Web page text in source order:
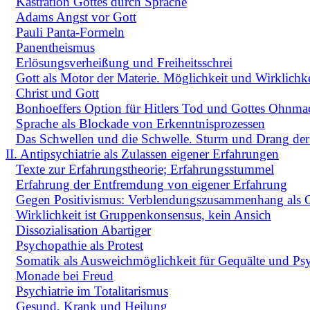
Adams Angst vor Gott
Pauli Panta-Formeln
Panentheismus
Erlösungsverheißung und Freiheitsschrei
Gott als Motor der Materie. Möglichkeit und
Christ und Gott
Bonhoeffers Option für Hitlers Tod und Gottes
Sprache als Blockade von Erkenntnisprozessen
Das Schwellen und die Schwelle. Sturm und Drang
II. Antipsychiatrie als Zulassen eigener Erfahrungen
Texte zur Erfahrungstheorie; Erfahrungsstummel
Erfahrung der Entfremdung von eigener Erfahrung
Gegen Positivismus: Verblendungszusammenhang als
Wirklichkeit ist Gruppenkonsensus, kein Ansich
Dissozialisation Abartiger
Psychopathie als Protest
Somatik als Ausweichmöglichkeit für Gequälte und
Monade bei Freud
Psychiatrie im Totalitarismus
Gesund, Krank und Heilung